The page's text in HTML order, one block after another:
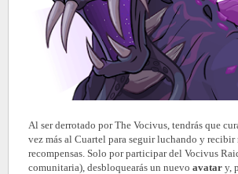
Al ser derrotado por The Vocivus, tendrás que
vez más al Cuartel para seguir luchando y recibir
recompensas. Solo por participar del Vocivus
comunitaria), desbloquearás un nuevo avatar y,